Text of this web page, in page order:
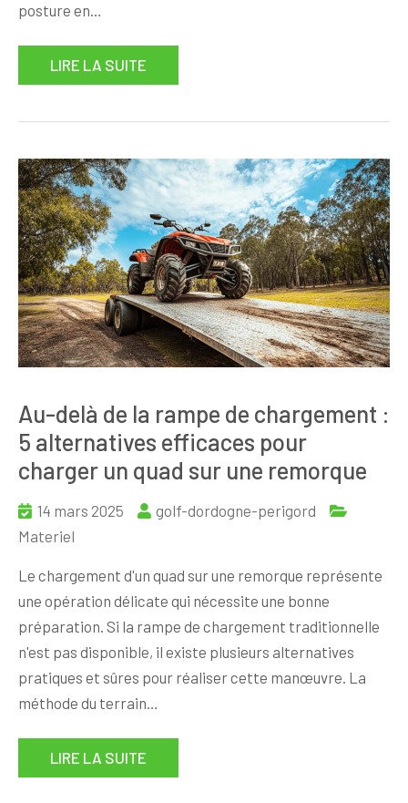
posture en…
LIRE LA SUITE
Au-delà de la rampe de chargement :
5 alternatives efficaces pour
charger un quad sur une remorque
14 mars 2025
golf-dordogne-perigord
Materiel
Le chargement d'un quad sur une remorque représente
une opération délicate qui nécessite une bonne
préparation. Si la rampe de chargement traditionnelle
n'est pas disponible, il existe plusieurs alternatives
pratiques et sûres pour réaliser cette manœuvre. La
méthode du terrain…
LIRE LA SUITE